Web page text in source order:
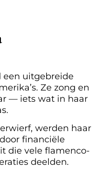
een uitgebreide
Ze zong en
— iets wat in haar
werden haar
financiële
die vele flamenco-
deelden.